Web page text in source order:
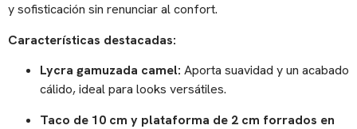
y sofisticación sin renunciar al confort.
Características destacadas:
Lycra gamuzada camel: Aporta suavidad y un acabado
cálido, ideal para looks versátiles.
Taco de 10 cm y plataforma de 2 cm forrados en